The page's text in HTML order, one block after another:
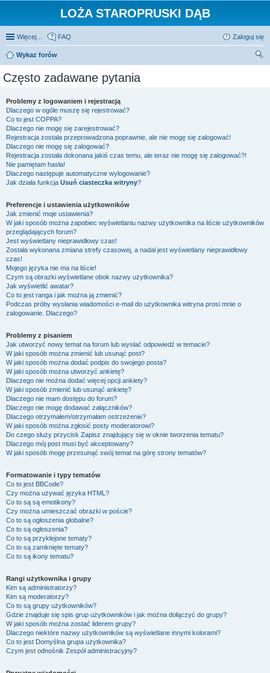
LOŻA STAROPRUSKI DĄB
Więcej… FAQ Zaloguj się
Wykaz forów
Często zadawane pytania
Problemy z logowaniem i rejestracją
Dlaczego w ogóle muszę się rejestrować?
Co to jest COPPA?
Dlaczego nie mogę się zarejestrować?
Rejestracja została przeprowadzona poprawnie, ale nie mogę się zalogować!
Dlaczego nie mogę się zalogować?
Rejestracja została dokonana jakiś czas temu, ale teraz nie mogę się zalogować?!
Nie pamiętam hasła!
Dlaczego następuje automatyczne wylogowanie?
Jak działa funkcja Usuń ciasteczka witryny?
Preferencje i ustawienia użytkowników
Jak zmienić moje ustawienia?
W jaki sposób można zapobiec wyświetlaniu nazwy użytkownika na liście użytkowników
przeglądających forum?
Jest wyświetlany nieprawidłowy czas!
Została wykonana zmiana strefy czasowej, a nadal jest wyświetlany nieprawidłowy
czas!
Mojego języka nie ma na liście!
Czym są obrazki wyświetlane obok nazwy użytkownika?
Jak wyświetlić awatar?
Co to jest ranga i jak można ją zmienić?
Podczas próby wysłania wiadomości e-mail do użytkownika witryna prosi mnie o
zalogowanie. Dlaczego?
Problemy z pisaniem
Jak utworzyć nowy temat na forum lub wysłać odpowiedź w temacie?
W jaki sposób można zmienić lub usunąć post?
W jaki sposób można dodać podpis do swojego posta?
W jaki sposób można utworzyć ankietę?
Dlaczego nie można dodać więcej opcji ankiety?
W jaki sposób zmienić lub usunąć ankietę?
Dlaczego nie mam dostępu do forum?
Dlaczego nie mogę dodawać załączników?
Dlaczego otrzymałem/otrzymałam ostrzeżenie?
W jaki sposób można zgłosić posty moderatorowi?
Do czego służy przycisk Zapisz znajdujący się w oknie tworzenia tematu?
Dlaczego mój post musi być akceptowany?
W jaki sposób mogę przesunąć swój temat na górę strony tematów?
Formatowanie i typy tematów
Co to jest BBCode?
Czy można używać języka HTML?
Co to są są emotikony?
Czy można umieszczać obrazki w poście?
Co to są ogłoszenia globalne?
Co to są ogłoszenia?
Co to są przyklejone tematy?
Co to są zamknięte tematy?
Co to są ikony tematu?
Rangi użytkownika i grupy
Kim są administratorzy?
Kim są moderatorzy?
Co to są grupy użytkowników?
Gdzie znajduje się spis grup użytkowników i jak można dołączyć do grupy?
W jaki sposób można zostać liderem grupy?
Dlaczego niektóre nazwy użytkowników są wyświetlane innymi kolorami?
Co to jest Domyślna grupa użytkownika?
Czym jest odnośnik Zespół administracyjny?